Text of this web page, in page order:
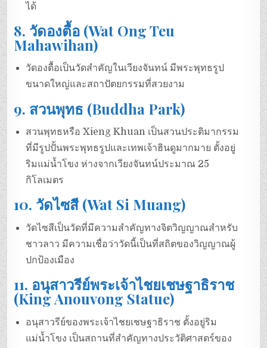
ได้
8. วัดองตื้อ (Wat Ong Teu
Mahawihan)
วัดองตื้อเป็นวัดสำคัญในเวียงจันทน์ มีพระพุทธรูป
ขนาดใหญ่และสถาปัตยกรรมที่สวยงาม
9. สวนพุทธ (Buddha Park)
สวนพุทธหรือ Xieng Khuan เป็นสวนประติมากรรม
ที่มีรูปปั้นพระพุทธรูปและเทพเจ้าฮินดูมากมาย ตั้งอยู่
ริมแม่น้ำโขง ห่างจากเวียงจันทน์ประมาณ 25
กิโลเมตร
10. วัดไซสี (Wat Si Muang)
วัดไซสีเป็นวัดที่มีความสำคัญทางจิตวิญญาณสำหรับ
ชาวลาว มีความเชื่อว่าวัดนี้เป็นที่สถิตของวิญญาณผู้
ปกป้องเมือง
11. อนุสาวรีย์พระเจ้าไชยเชษฐาธิราช
(King Anouvong Statue)
อนุสาวรีย์ของพระเจ้าไชยเชษฐาธิราช ตั้งอยู่ริม
แม่น้ำโขง เป็นสถานที่สำคัญทางประวัติศาสตร์ของ